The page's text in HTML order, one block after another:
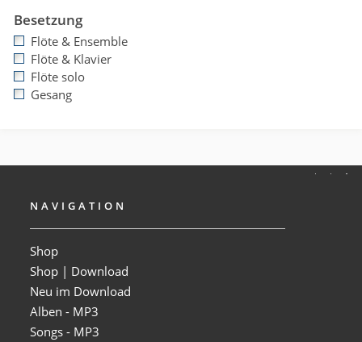
Besetzung
Flöte & Ensemble
Flöte & Klavier
Flöte solo
Gesang
NAVIGATION
Shop
Shop | Download
Neu im Download
Alben - MP3
Songs - MP3